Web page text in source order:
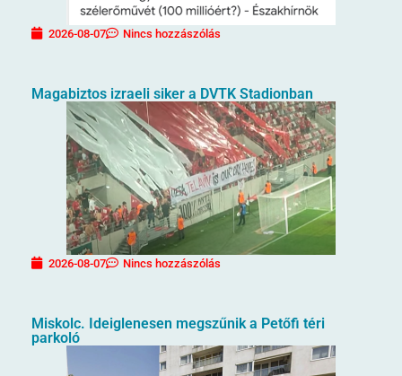
2026-08-07 Nincs hozzászólás
Magabiztos izraeli siker a DVTK Stadionban
2026-08-07 Nincs hozzászólás
Miskolc. Ideiglenesen megszűnik a Petőfi téri
parkoló